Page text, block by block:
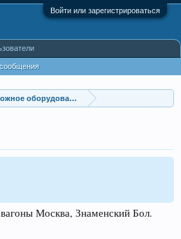
Войти или зарегистрироваться
оборудование
Москва, Знаменский Бол.